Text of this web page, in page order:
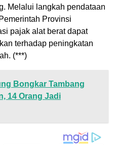
Melalui langkah pendataan
Provinsi
pajak alat berat dapat
terhadap peningkatan
(***)
Bongkar Tambang
14 Orang Jadi